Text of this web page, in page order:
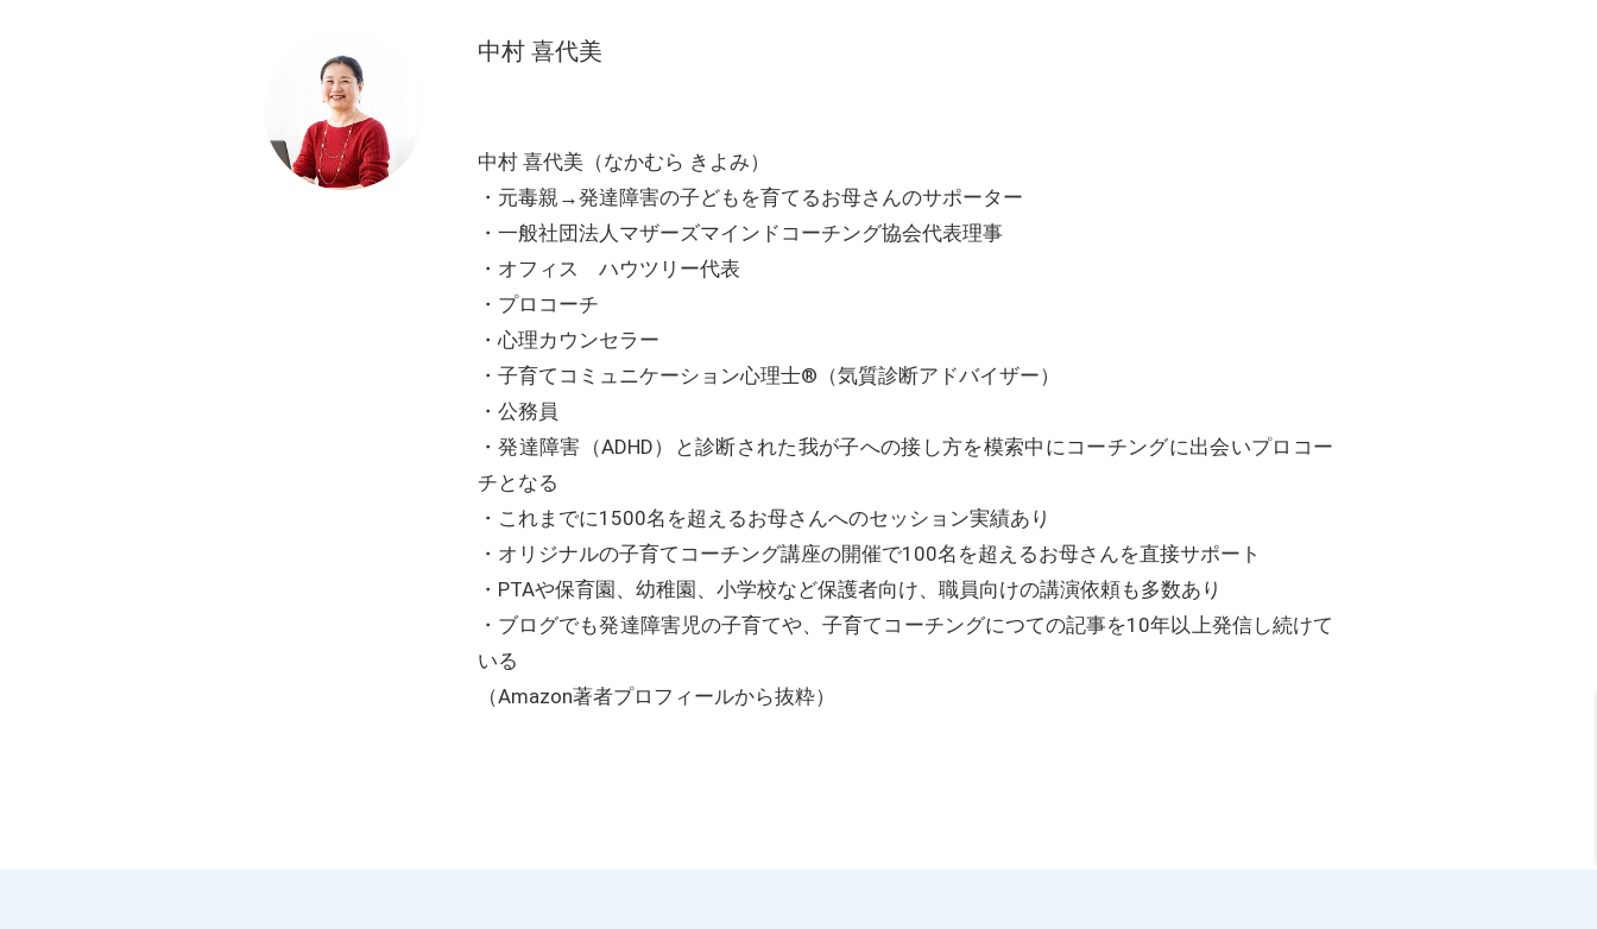
中村 喜代美
中村 喜代美（なかむら きよみ）
・元毒親→発達障害の子どもを育てるお母さんのサポーター
・一般社団法人マザーズマインドコーチング協会代表理事
・オフィス ハウツリー代表
・プロコーチ
・心理カウンセラー
・子育てコミュニケーション心理士®（気質診断アドバイザー）
・公務員
・発達障害（ADHD）と診断された我が子への接し方を模索中にコーチングに出会いプロコー
チとなる
・これまでに1500名を超えるお母さんへのセッション実績あり
・オリジナルの子育てコーチング講座の開催で100名を超えるお母さんを直接サポート
・PTAや保育園、幼稚園、小学校など保護者向け、職員向けの講演依頼も多数あり
・ブログでも発達障害児の子育てや、子育てコーチングにつての記事を10年以上発信し続けて
いる
（Amazon著者プロフィールから抜粋）